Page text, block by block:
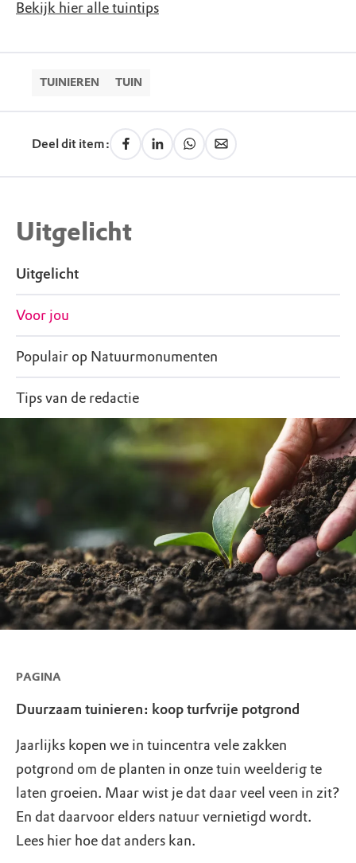
Bekijk hier alle tuintips
TUINIEREN TUIN
Deel dit item:
Uitgelicht
Uitgelicht
Voor jou
Populair op Natuurmonumenten
Tips van de redactie
PAGINA
Duurzaam tuinieren: koop turfvrije potgrond
Jaarlijks kopen we in tuincentra vele zakken
potgrond om de planten in onze tuin weelderig te
laten groeien. Maar wist je dat daar veel veen in zit?
En dat daarvoor elders natuur vernietigd wordt.
Lees hier hoe dat anders kan.